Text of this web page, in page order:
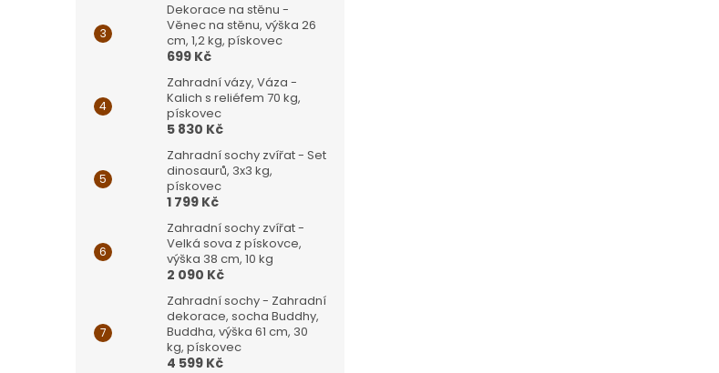
Dekorace na stěnu -
Věnec na stěnu, výška 26
cm, 1,2 kg, pískovec
699 Kč
Zahradní vázy, Váza -
Kalich s reliéfem 70 kg,
pískovec
5 830 Kč
Zahradní sochy zvířat - Set
dinosaurů, 3x3 kg,
pískovec
1 799 Kč
Zahradní sochy zvířat -
Velká sova z pískovce,
výška 38 cm, 10 kg
2 090 Kč
Zahradní sochy - Zahradní
dekorace, socha Buddhy,
Buddha, výška 61 cm, 30
kg, pískovec
4 599 Kč